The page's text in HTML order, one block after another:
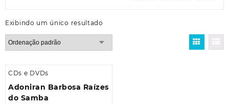
Exibindo um único resultado
CDs e DVDs
Adoniran Barbosa Raízes
do Samba